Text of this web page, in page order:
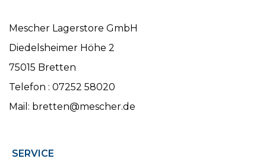
Mescher Lagerstore GmbH
Diedelsheimer Höhe 2
75015 Bretten
Telefon : 07252 58020
Mail: bretten@mescher.de
SERVICE